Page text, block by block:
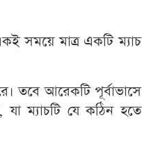
সময়ে মাত্র একটি ম্যাচ
তবে আরেকটি পূর্বাভাসে
যা ম্যাচটি যে কঠিন হতে